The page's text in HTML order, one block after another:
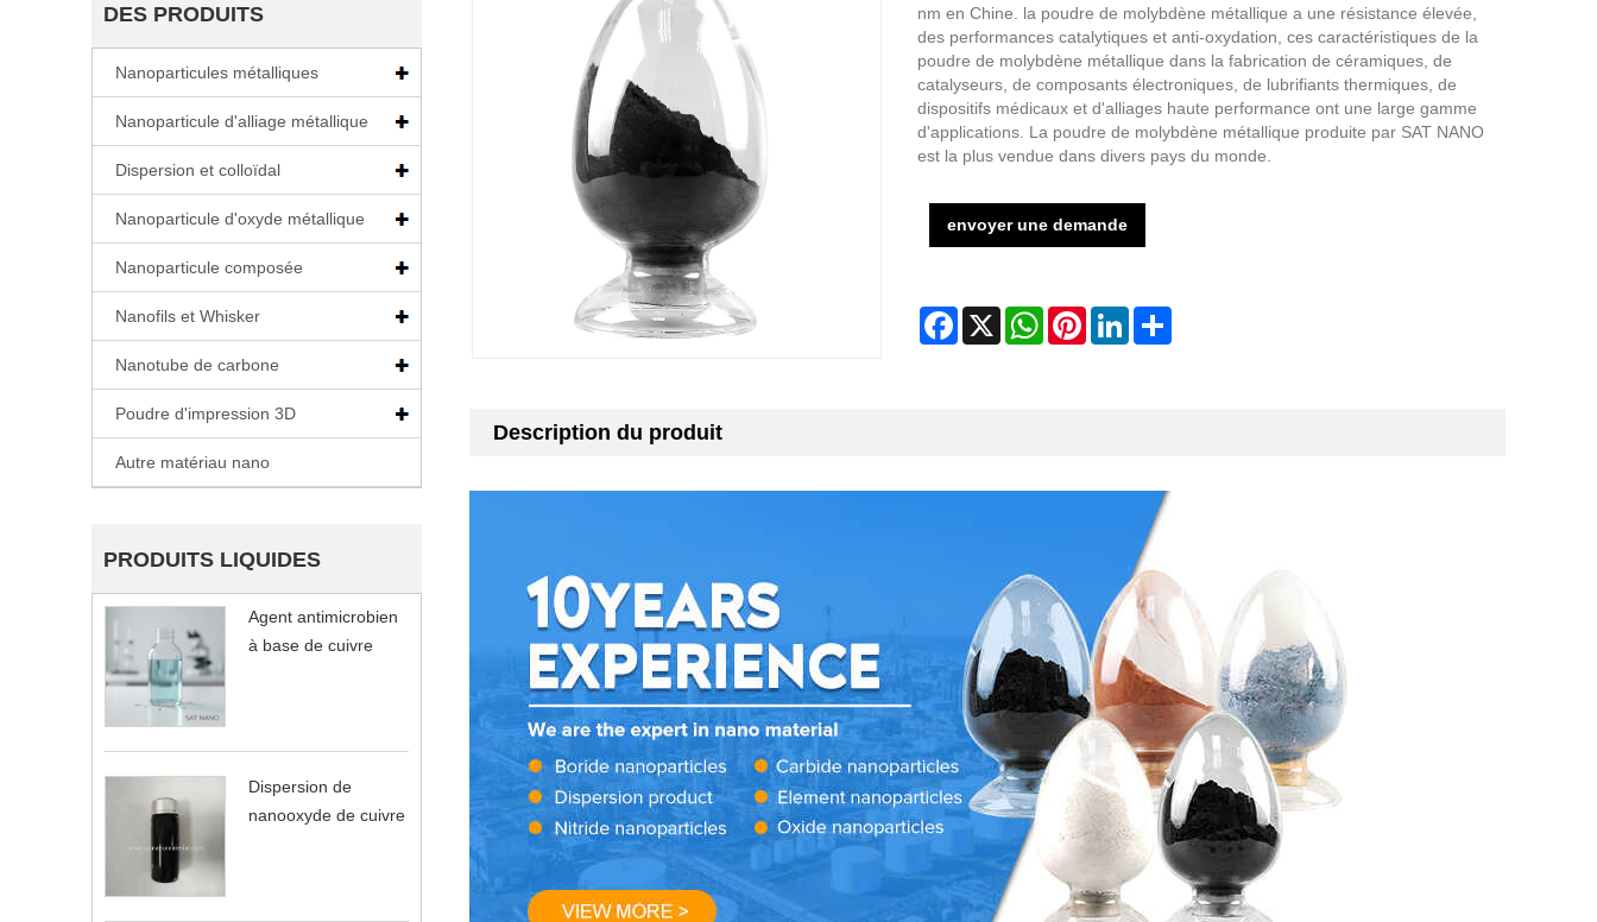
DES PRODUITS
Nanoparticules métalliques
Nanoparticule d'alliage métallique
Dispersion et colloïdal
Nanoparticule d'oxyde métallique
Nanoparticule composée
Nanofils et Whisker
Nanotube de carbone
Poudre d'impression 3D
Autre matériau nano
PRODUITS LIQUIDES
Agent antimicrobien
à base de cuivre
Dispersion de
nanooxyde de cuivre
nm en Chine. la poudre de molybdène métallique a une résistance élevée,
des performances catalytiques et anti-oxydation, ces caractéristiques de la
poudre de molybdène métallique dans la fabrication de céramiques, de
catalyseurs, de composants électroniques, de lubrifiants thermiques, de
dispositifs médicaux et d'alliages haute performance ont une large gamme
d'applications. La poudre de molybdène métallique produite par SAT NANO
est la plus vendue dans divers pays du monde.
envoyer une demande
Facebook
X WhatsAppPinterestLinkedInShare
Description du produit